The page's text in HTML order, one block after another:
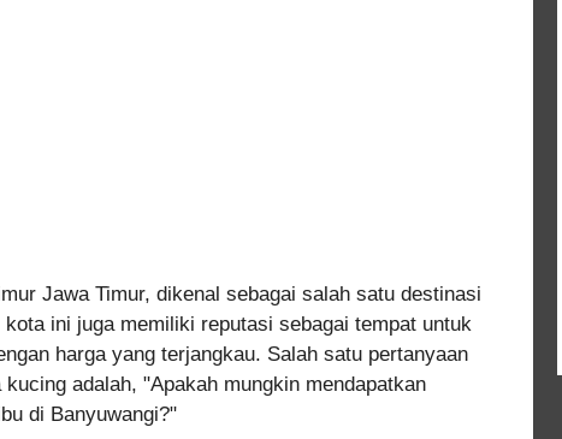
Jawa Timur, dikenal sebagai salah satu destinasi
ini juga memiliki reputasi sebagai tempat untuk
harga yang terjangkau. Salah satu pertanyaan
adalah, "Apakah mungkin mendapatkan
di Banyuwangi?"